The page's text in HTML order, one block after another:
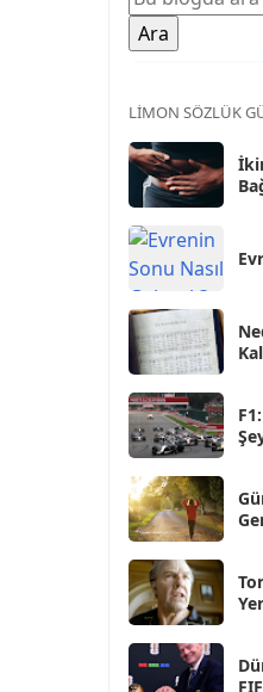
Oca 2026 [72]
Ara 2025
Kas 2025
Eki 2025
Eyl 2025 [56]
Ağu 2025
Tem 2025
Haz 2025
May 2025 [54]
Nis 2025 [56]
Mar 2025 [50]
Şub 2025 [57]
Oca 2025
Ara 2024 [25]
Kas 2024
Eki 2024 [46]
LIMON SÖZLÜK